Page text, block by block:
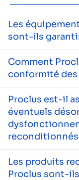
Les
sont-ils
Comment
conformité
Proclus est-il
éventuels
reconditionnés
Les produits
Proclus sont-